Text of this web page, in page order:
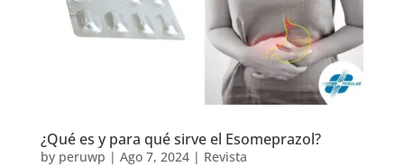
¿Qué es y para qué sirve el Esomeprazol?
by peruwp | Ago 7, 2024| Revista